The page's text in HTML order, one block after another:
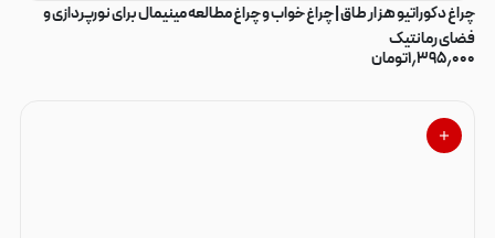
چراغ دکوراتیو هزار طاق | چراغ خواب و چراغ مطالعه مینیمال برای نورپردازی و
فضای رمانتیک
۱٫۳۹۵٫۰۰۰تومان